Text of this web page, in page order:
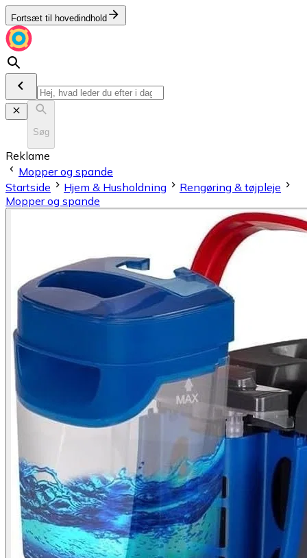
Fortsæt til hovedindhold
Søg
Reklame
Mopper og spande
Startside
Hjem & Husholdning
Rengøring & tøjpleje
Mopper og spande